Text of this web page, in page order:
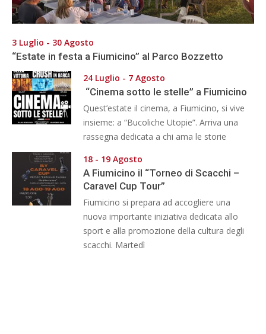
3 Luglio - 30 Agosto
“Estate in festa a Fiumicino” al Parco Bozzetto
24 Luglio - 7 Agosto
“Cinema sotto le stelle” a Fiumicino
Quest’estate il cinema, a Fiumicino, si vive
insieme: a “Bucoliche Utopie”. Arriva una
rassegna dedicata a chi ama le storie
18 - 19 Agosto
A Fiumicino il “Torneo di Scacchi –
Caravel Cup Tour”
Fiumicino si prepara ad accogliere una
nuova importante iniziativa dedicata allo
sport e alla promozione della cultura degli
scacchi. Martedì